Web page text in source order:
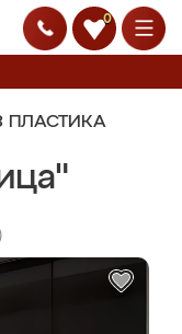
0
ПЛАСТИКА